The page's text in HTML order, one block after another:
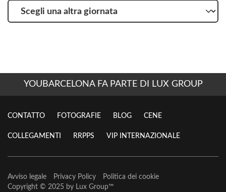
Scegli
YOUBARCELONA FA PARTE DI LUX GROUP
CONTATTO FOTOGRAFIE BLOG CENE
COLLEGAMENTI RRPPS VIP INTERNAZIONALE
Avviso legale Privacy Policy
Politica dei cookie
Copyright © 2025 by Lux Group™